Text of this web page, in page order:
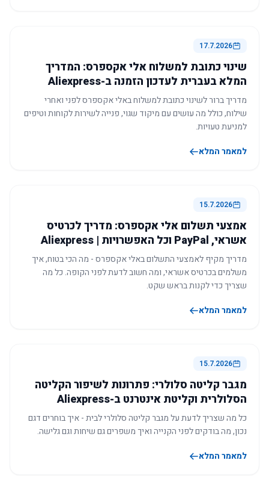
17.7.2026
שינוי כתובת למשלוח אלי אקספרס: המדריך
המלא בעברית לעדכון הזמנה ב-Aliexpress
מדריך ברור לשינוי כתובת למשלוח באלי אקספרס לפני ואחרי
שילוח, כולל מה עושים עם מיקוד שגוי, פנייה לשירות לקוחות וטיפים
למניעת טעויות.
למאמר המלא
15.7.2026
אמצעי תשלום אלי אקספרס: מדריך לכרטיס
אשראי, PayPal וכל האפשרויות | Aliexpress
מדריך מקיף לאמצעי התשלום באלי אקספרס - מה הכי בטוח, איך
משלמים בכרטיס אשראי, ומה חשוב לדעת לפני הקופה. כל מה
שצריך כדי לקנות בראש שקט.
למאמר המלא
15.7.2026
מגבר קליטה סלולרי: פתרונות לשיפור הקליטה
הסלולרית וקליטת אינטרנט ב-Aliexpress
כל מה שצריך לדעת על מגבר קליטה סלולרי לבית - איך בוחרים דגם
נכון, מה בודקים לפני הקנייה ואיך משפרים גם שיחות וגם גלישה.
למאמר המלא